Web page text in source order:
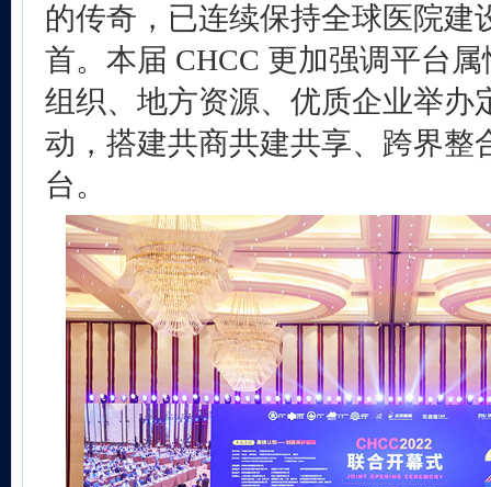
的传奇，已连续保持全球医院建
首。本届 CHCC 更加强调平台
组织、地方资源、优质企业举办
动，搭建共商共建共享、跨界整
台。